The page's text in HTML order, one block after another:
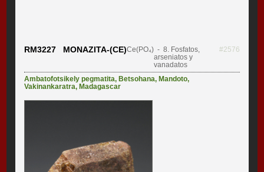
RM3227 MONAZITA-(CE)Ce(PO₄) - 8. Fosfatos,
arseniatos y
vanadatos
#2576
Ambatofotsikely pegmatita, Betsohana, Mandoto,
Vakinankaratra, Madagascar